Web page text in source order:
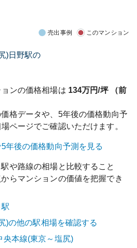
売出事例 このマンション
)日野駅の
ンの価格相場は 134万円/坪 （前
格データや、5年後の価格動向予
ページでご確認いただけます。
年後の価格動向予測を見る
や路線の相場と比較すること
らマンションの価値を把握でき
駅
)の他の駅相場を確認する
央本線(東京～塩尻)